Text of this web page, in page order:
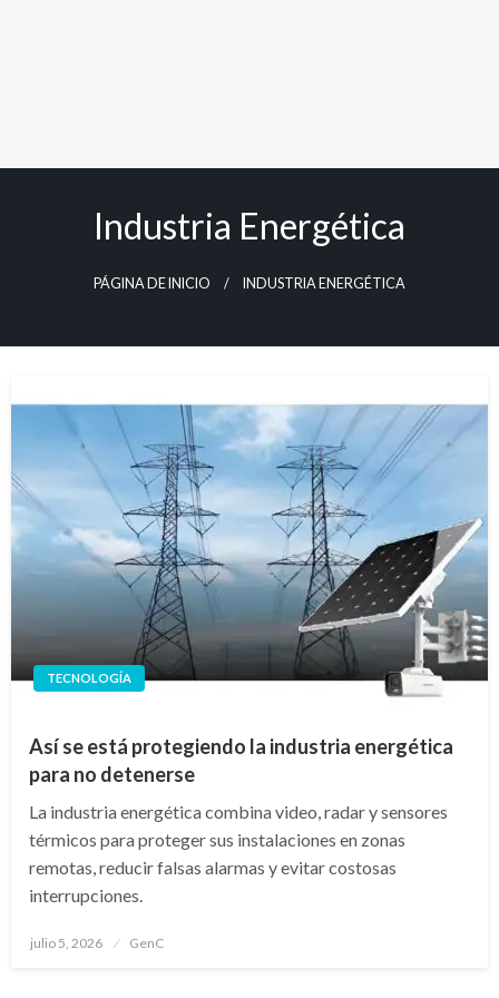
Industria Energética
PÁGINA DE INICIO INDUSTRIA ENERGÉTICA
TECNOLOGÍA
Así se está protegiendo la industria energética
para no detenerse
La industria energética combina video, radar y sensores
térmicos para proteger sus instalaciones en zonas
remotas, reducir falsas alarmas y evitar costosas
interrupciones.
Publicado
julio 5, 2026 GenC